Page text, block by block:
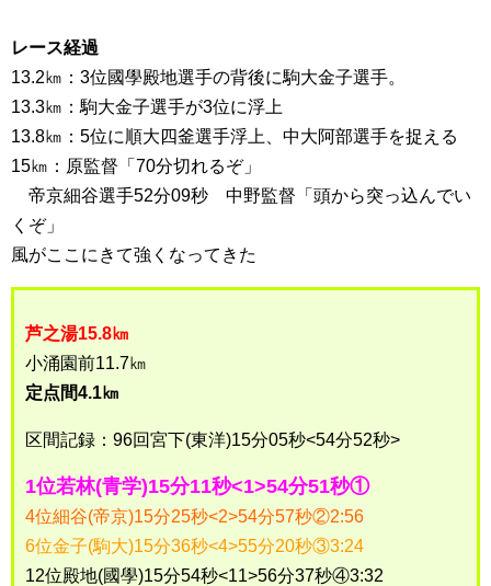
レース経過
13.2㎞：3位國學殿地選手の背後に駒大金子選手。
13.3㎞：駒大金子選手が3位に浮上
13.8㎞：5位に順大四釜選手浮上、中大阿部選手を捉える
15㎞：原監督「70分切れるぞ」
帝京細谷選手52分09秒 中野監督「頭から突っ込んでい
くぞ」
風がここにきて強くなってきた
芦之湯15.8㎞
小涌園前11.7㎞
定点間4.1㎞
区間記録：96回宮下(東洋)15分05秒<54分52秒>
1位若林(青学)15分11秒<1>54分51秒①
4位細谷(帝京)15分25秒<2>54分57秒②2:56
6位金子(駒大)15分36秒<4>55分20秒③3:24
12位殿地(國學)15分54秒<11>56分37秒④3:32